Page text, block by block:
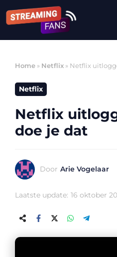
naar
Home » Netflix » Netflix
Netflix
Netflix
doe je dat
Door Arie Vogelaar
Laatste update: 16 oktober